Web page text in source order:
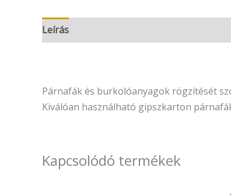
Leírás
Párnafák és burkolóanyagok rögzítését
Kiválóan használható gipszkarton
Kapcsolódó termékek